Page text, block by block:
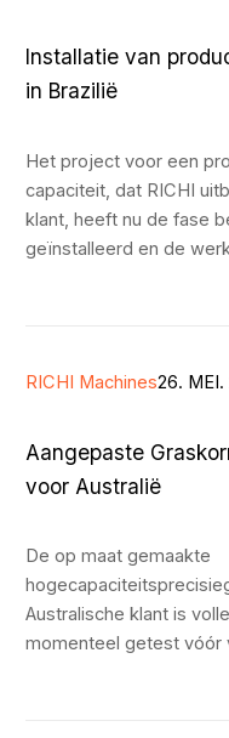
Installatie van
in Brazilië
Het project voor een
capaciteit, dat RICHI
klant, heeft nu de fase
geïnstalleerd en de
RICHI Machines26. MEI.
Aangepaste
voor Australië
De op maat gemaakte
Australische klant is
momenteel getest vóór